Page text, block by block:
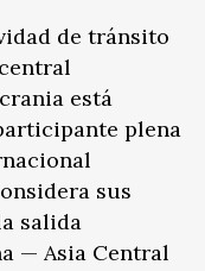
de tránsito
está
plena
sus
salida
— Asia Central